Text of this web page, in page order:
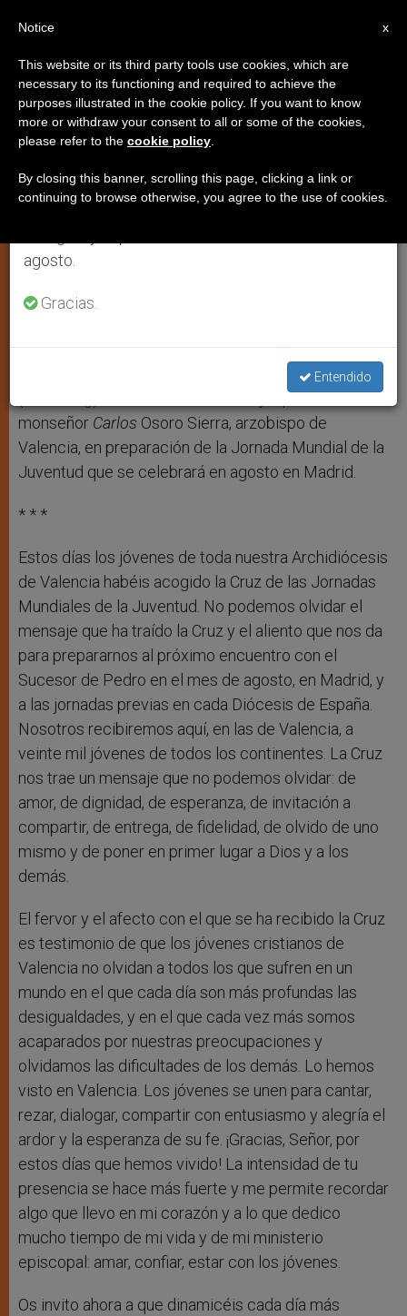
Los jóvenes y Benedicto XVI
Por monseñor Carlos Osoro Sierra
FEBRERO 19, 2011 00:00 ZENIT STAFF JÓVENES
W
h
t
p
s
g o r
Share this Entry
VALENCIA, sábado 19 de febrero de 2011
).- Publicamos el mensaje que ha escrito
monseñor Carlos Osoro Sierra, arzobispo de
Valencia, en preparación de la Jornada Mundial de la
Juventud que se celebrará en agosto en Madrid.
* * *
Estos días los jóvenes de toda nuestra Archidiócesis
de Valencia habéis acogido la Cruz de las Jornadas
Mundiales de la Juventud. No podemos olvidar el
mensaje que ha traído la Cruz y el aliento que nos da
para prepararnos al próximo encuentro con el
Sucesor de Pedro en el mes de agosto, en Madrid, y
a las jornadas previas en cada Diócesis de España.
Nosotros recibiremos aquí, en las de Valencia, a
veinte mil jóvenes de todos los continentes. La Cruz
nos trae un mensaje que no podemos olvidar: de
amor, de dignidad, de esperanza, de invitación a
compartir, de entrega, de fidelidad, de olvido de uno
mismo y de poner en primer lugar a Dios y a los
demás.
El fervor y el afecto con el que se ha recibido la Cruz
es testimonio de que los jóvenes cristianos de
Valencia no olvidan a todos los que sufren en un
mundo en el que cada día son más profundas las
desigualdades, y en el que cada vez más somos
acaparados por nuestras preocupaciones y
olvidamos las dificultades de los demás. Lo hemos
visto en Valencia. Los jóvenes se unen para cantar,
rezar, dialogar, compartir con entusiasmo y alegría el
ardor y la esperanza de su fe. ¡Gracias, Señor, por
estos días que hemos vivido! La intensidad de tu
presencia se hace más fuerte y me permite recordar
algo que llevo en mi corazón y a lo que dedico
mucho tiempo de mi vida y de mi ministerio
episcopal: amar, confiar, estar con los jóvenes.
Os invito ahora a que dinamicéis cada día más
×
Aviso importante
Del 27 de julio al 7 de agosto haremos la pausa
anual, aprovechando que en el periodo de verano
se generan menos informaciones y también el
agosto.
Gracias.
Entendido
x
Notice
This website or its third party tools use cookies, which are
necessary to its functioning and required to achieve the
purposes illustrated in the cookie policy. If you want to know
more or withdraw your consent to all or some of the cookies,
please refer to the cookie policy
By closing this banner, scrolling this page, clicking a link or
continuing to browse otherwise, you agree to the use of cookies.